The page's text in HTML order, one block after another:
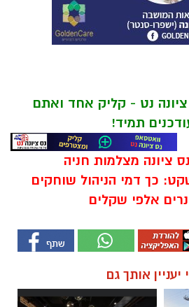
נט - קליק אחד ואתם
תמיד!
ציונה מצלמות חניה
כך דמי הניהול שוחקים
אלפי שקלים
יעניין אותך גם